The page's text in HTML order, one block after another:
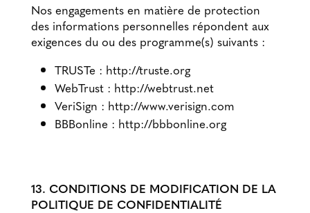
Nos engagements en matière de protection
des informations personnelles répondent aux
exigences du ou des programme(s) suivants :
TRUSTe : http://truste.org
WebTrust : http://webtrust.net
VeriSign : http://www.verisign.com
BBBonline : http://bbbonline.org
13. CONDITIONS DE MODIFICATION DE LA
POLITIQUE DE CONFIDENTIALITÉ